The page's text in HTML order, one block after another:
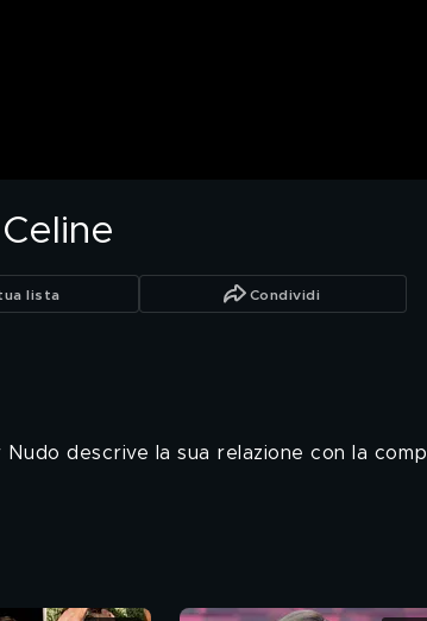
lista Condividi
descrive la sua relazione con la